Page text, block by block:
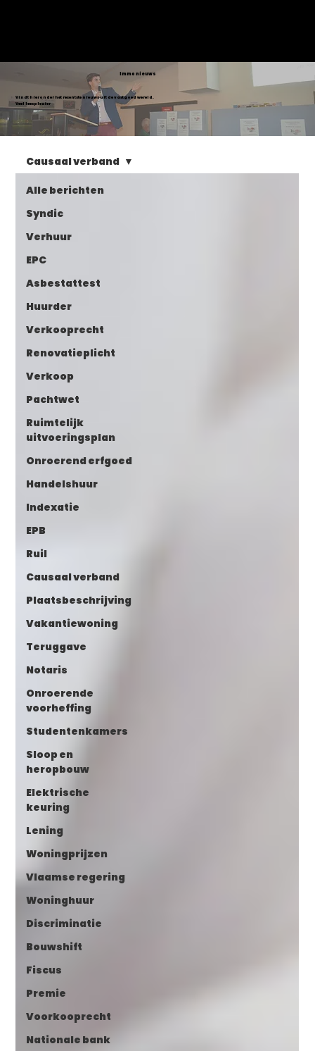
Vindt hieronder het recentste nieuws uit de vastgoed wereld.
Veel leesplezier
Immo nieuws
Alle berichten
Syndic
Verhuur
EPC
Asbestattest
Huurder
Verkooprecht
Renovatieplicht
Verkoop
Pachtwet
Ruimtelijk
uitvoeringsplan
Onroerend erfgoed
Handelshuur
Indexatie
EPB
Ruil
Causaal verband
Plaatsbeschrijving
Vakantiewoning
Teruggave
Notaris
Onroerende
voorheffing
Studentenkamers
Sloop en
heropbouw
Elektrische
keuring
Lening
Woningprijzen
Vlaamse regering
Woninghuur
Discriminatie
Bouwshift
Fiscus
Premie
Voorkooprecht
Nationale bank
Causaal verband